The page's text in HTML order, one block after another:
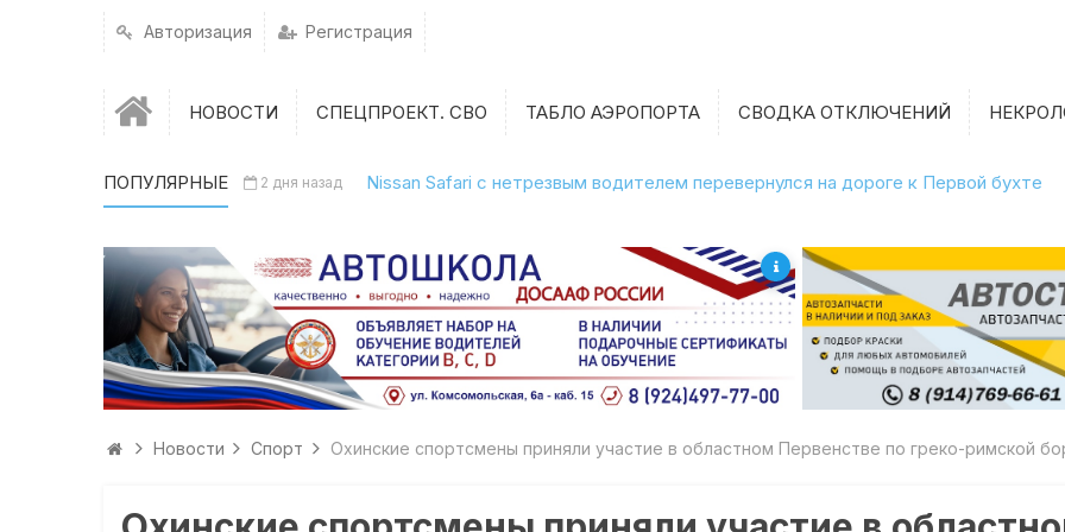
Авторизация Регистрация
НОВОСТИ СПЕЦПРОЕКТ. СВО ТАБЛО АЭРОПОРТА СВОДКА ОТКЛЮЧЕНИЙ
ПОПУЛЯРНЫЕ 2 дня назад Nissan Safari с нетрезвым водителем перевернулся на дороге к Первой бухте
Новости Спорт Охинские спортсмены приняли участие в областном Первенстве по греко-римской